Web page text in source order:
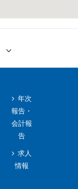
年次
報告・
会計報
告
求人
情報